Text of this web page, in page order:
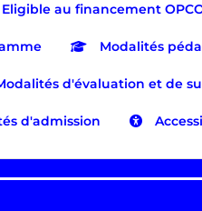
Eligible au financement
Modalités
d'évaluation et de
d'admission